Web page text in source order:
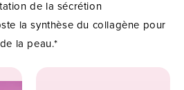
de la sécrétion
la synthèse du collagène pour
la peau.*